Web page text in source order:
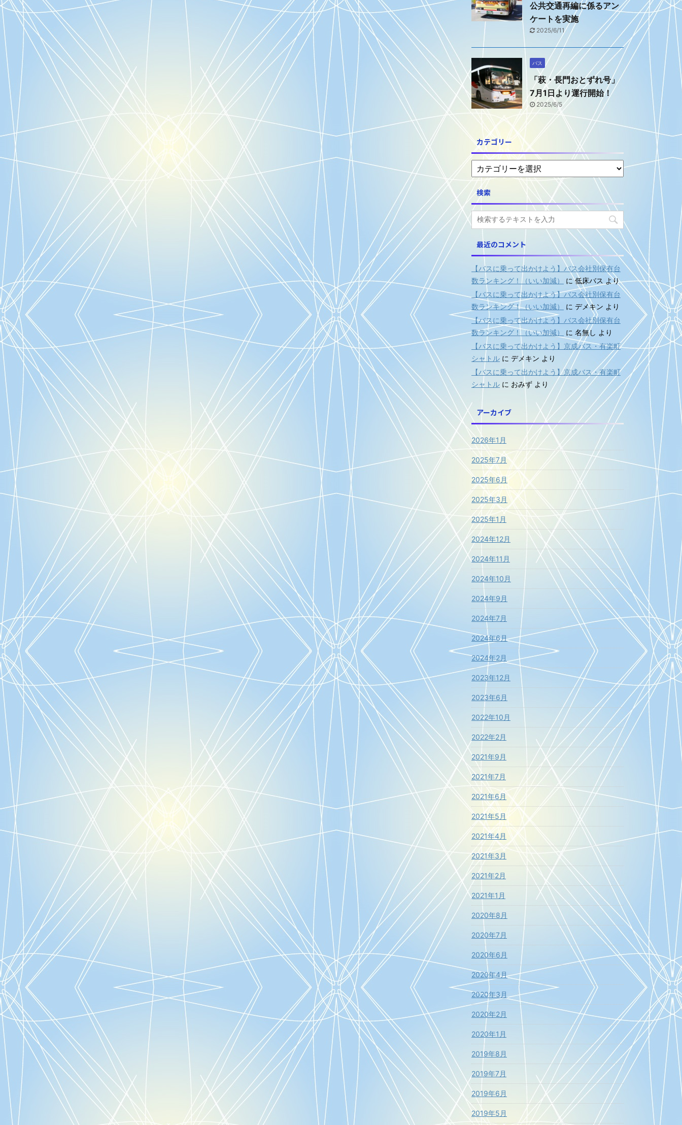
公共交通再編に係るアン
ケートを実施
2025/6/11
バス
「萩・長門おとずれ号」
7月1日より運行開始！
2025/6/5
カテゴリー
検索
最近のコメント
【バスに乗って出かけよう】バス会社別保有台
数ランキング！（いい加減）
に低床バス より
【バスに乗って出かけよう】バス会社別保有台
数ランキング！（いい加減）
に デメキン より
【バスに乗って出かけよう】バス会社別保有台
数ランキング！（いい加減）
に 名無し より
【バスに乗って出かけよう】京成バス・有楽町
シャトル に デメキン より
【バスに乗って出かけよう】京成バス・有楽町
シャトル に おみず より
アーカイブ
2026年1月
2025年7月
2025年6月
2025年3月
2025年1月
2024年12月
2024年11月
2024年10月
2024年9月
2024年7月
2024年6月
2024年2月
2023年12月
2023年6月
2022年10月
2022年2月
2021年9月
2021年7月
2021年6月
2021年5月
2021年4月
2021年3月
2021年2月
2021年1月
2020年8月
2020年7月
2020年6月
2020年4月
2020年3月
2020年2月
2020年1月
2019年8月
2019年7月
2019年6月
2019年5月